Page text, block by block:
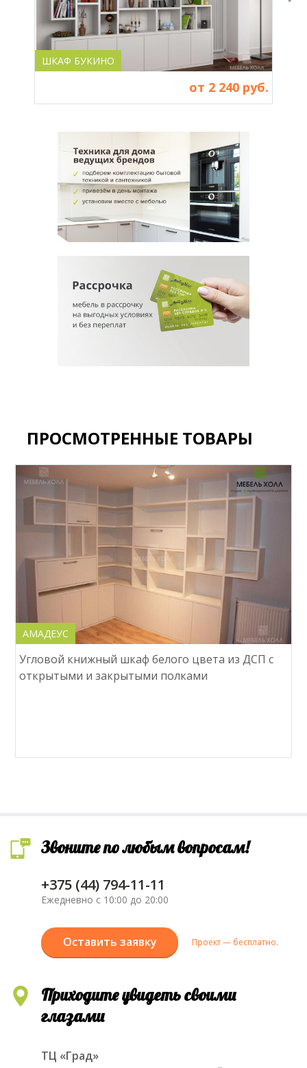
ШКАФ БУКИНО
от 2 240 руб.
ПРОСМОТРЕННЫЕ ТОВАРЫ
АМАДЕУС
Угловой книжный шкаф белого цвета из ДСП с
открытыми и закрытыми полками
Звоните по любым вопросам!
+375 (44) 794-11-11
Ежедневно с 10:00 до 20:00
Оставить заявку Проект — бесплатно.
Приходите увидеть своими
глазами
ТЦ «Град»